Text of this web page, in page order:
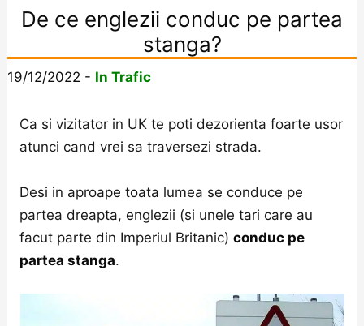
De ce englezii conduc pe partea
stanga?
19/12/2022 - In Trafic
Ca si vizitator in UK te poti dezorienta foarte usor
atunci cand vrei sa traversezi strada.
Desi in aproape toata lumea se conduce pe
partea dreapta, englezii (si unele tari care au
facut parte din Imperiul Britanic)conduc pe
partea stanga.